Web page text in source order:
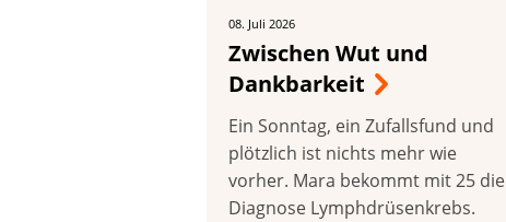
08. Juli 2026
Zwischen Wut und
Dankbarkeit
Ein Sonntag, ein Zufallsfund und
plötzlich ist nichts mehr wie
vorher. Mara bekommt mit 25 die
Diagnose Lymphdrüsenkrebs.